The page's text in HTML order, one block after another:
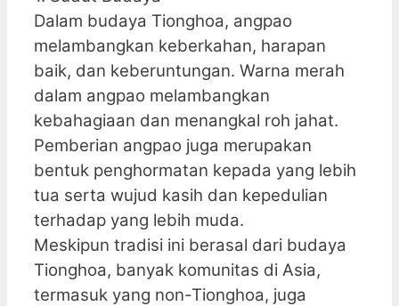
Dalam budaya Tionghoa, angpao
melambangkan keberkahan, harapan
baik, dan keberuntungan. Warna merah
dalam angpao melambangkan
kebahagiaan dan menangkal roh jahat.
Pemberian angpao juga merupakan
bentuk penghormatan kepada yang lebih
tua serta wujud kasih dan kepedulian
terhadap yang lebih muda.
Meskipun tradisi ini berasal dari budaya
Tionghoa, banyak komunitas di Asia,
termasuk yang non-Tionghoa, juga